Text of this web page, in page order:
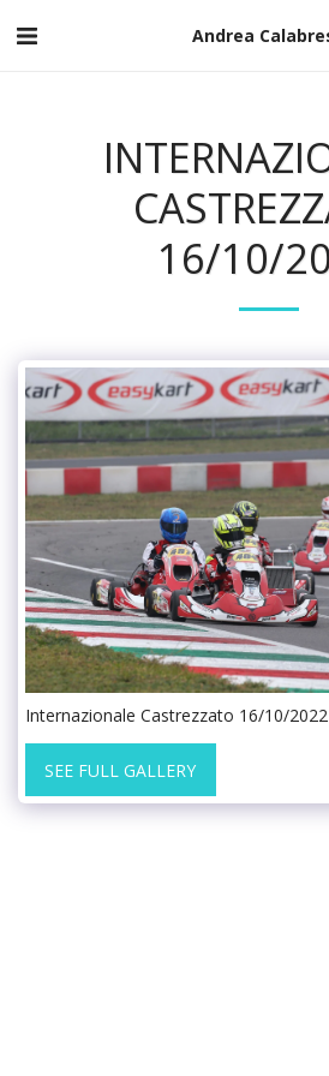
Andrea
16/10/
Internazionale Castrezzato 16/10/2022
SEE FULL GALLERY